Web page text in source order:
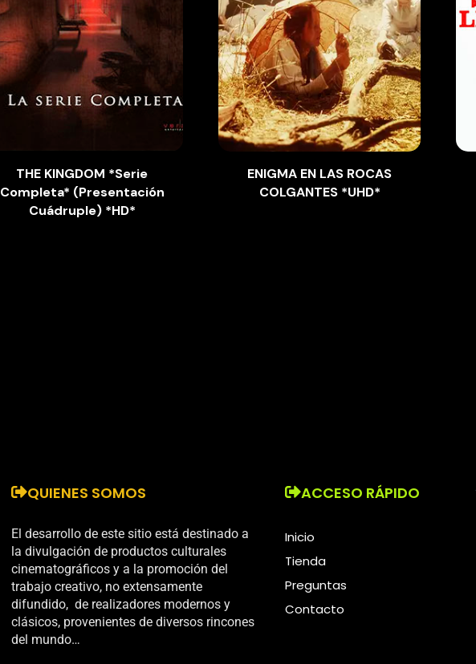
THE KINGDOM *Serie
Completa* (Presentación
Cuádruple) *HD*
ENIGMA EN LAS ROCAS
COLGANTES *UHD*
QUIENES SOMOS
El desarrollo de este sitio está destinado a
la divulgación de productos culturales
cinematográficos y a la promoción del
trabajo creativo, no extensamente
difundido, de realizadores modernos y
clásicos, provenientes de diversos rincones
del mundo…
ACCESO RÁPIDO
Inicio
Tienda
Preguntas
Contacto